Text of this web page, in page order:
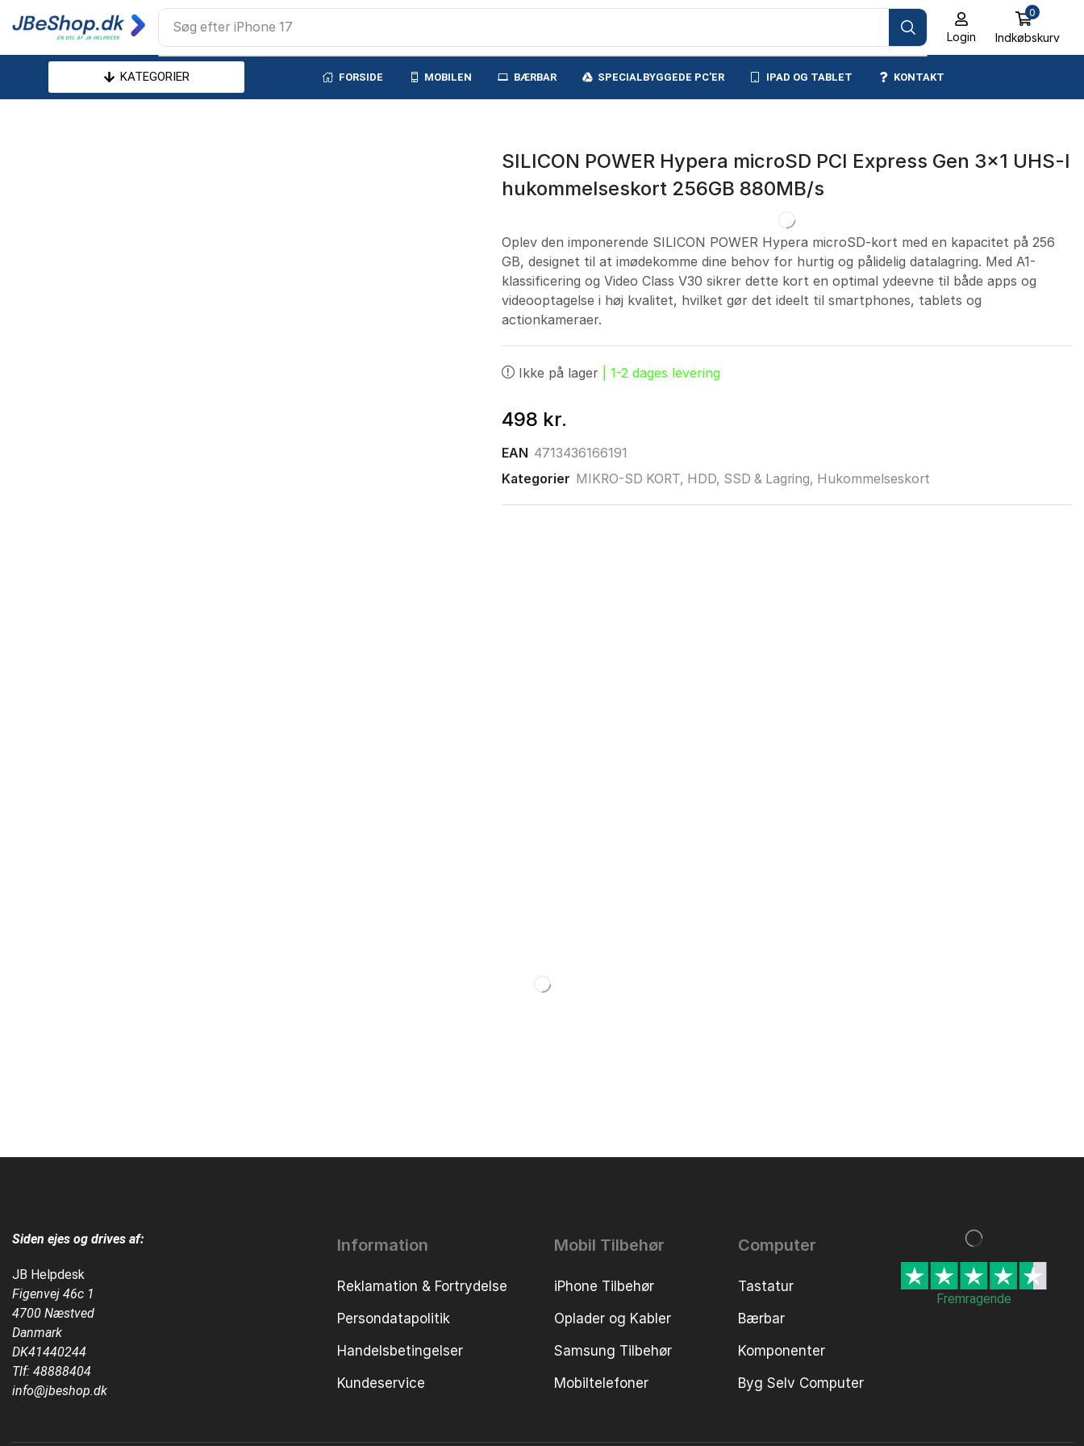
Søg efter iPhone 17
Login
0
Indkøbskurv
KATEGORIER FORSIDE MOBILEN BÆRBAR SPECIALBYGGEDE PC'ER IPAD OG TABLET KONTAKT
SILICON POWER Hypera microSD PCI Express Gen 3×1 UHS-I
hukommelseskort 256GB 880MB/s
Oplev den imponerende SILICON POWER Hypera microSD-kort med en kapacitet på 256
GB, designet til at imødekomme dine behov for hurtig og pålidelig datalagring. Med A1-
klassificering og Video Class V30 sikrer dette kort en optimal ydeevne til både apps og
videooptagelse i høj kvalitet, hvilket gør det ideelt til smartphones, tablets og
actionkameraer.
Ikke på lager| 1-2 dages levering
498 kr.
EAN 4713436166191
Kategorier MIKRO-SD KORT, HDD, SSD & Lagring, Hukommelseskort
Siden ejes og drives af:
JB Helpdesk
Figenvej 46c 1
4700 Næstved
Danmark
DK41440244
Tlf: 48888404
info@jbeshop.dk
Information
Reklamation & Fortrydelse
Persondatapolitik
Handelsbetingelser
Kundeservice
Mobil Tilbehør
iPhone Tilbehør
Oplader og Kabler
Samsung Tilbehør
Mobiltelefoner
Computer
Tastatur
Bærbar
Komponenter
Byg Selv Computer
Fremragende